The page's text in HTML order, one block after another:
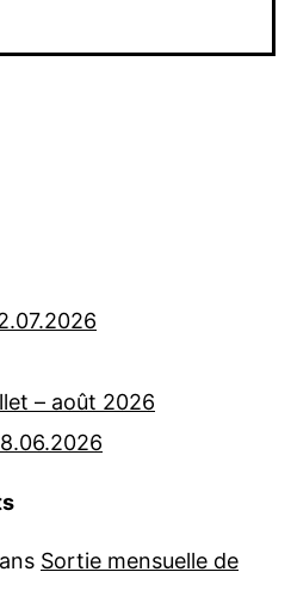
– août 2026
Sortie mensuelle de